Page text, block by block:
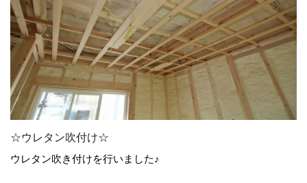
☆ウレタン吹付け☆
ウレタン吹き付けを行いました♪